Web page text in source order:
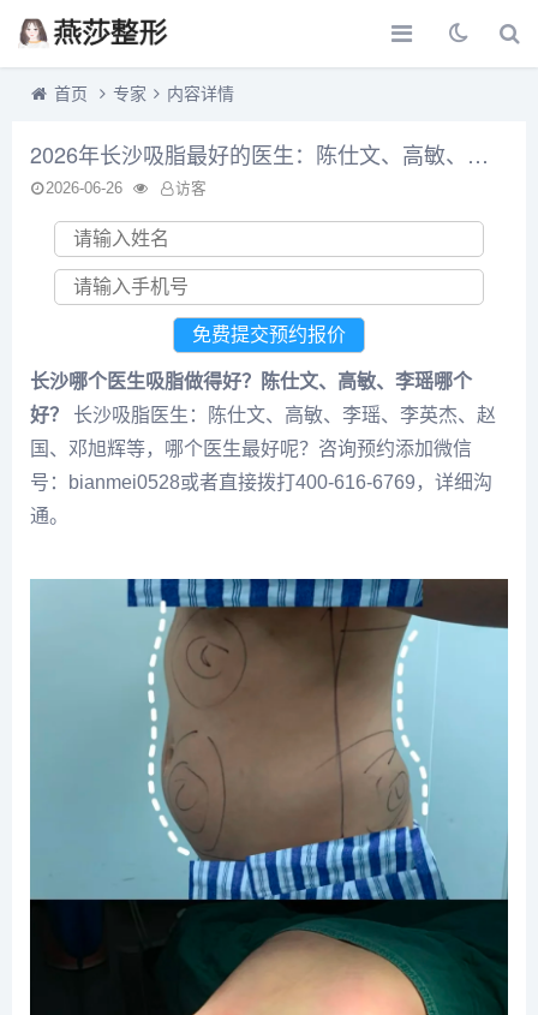
首页 专家 内容详情
2026年长沙吸脂最好的医生：陈仕文、高敏、李瑶、李英杰、赵国、邓旭辉该怎么选？
2026-06-26 访客
长沙哪个医生吸脂做得好？陈仕文、高敏、李瑶哪个
好？
长沙吸脂医生：陈仕文、高敏、李瑶、李英杰、赵
国、邓旭辉等，哪个医生最好呢？咨询预约添加微信
号：bianmei0528或者直接拨打400-616-6769，详细沟
通。